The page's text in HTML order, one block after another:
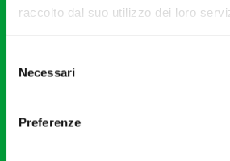
raccolto dal suo utilizzo dei loro
delNecessari
Preferenze
Fondazione I Pomeriggi Musicali
Partita Iva 04410060158